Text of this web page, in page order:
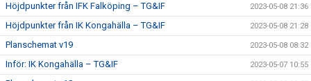
Höjdpunkter från IFK Falköping – TG&IF 2023-05-08 21:36
Höjdpunkter från IK Kongahälla – TG&IF 2023-05-08 21:28
Planschemat v19 2023-05-08 08:32
Inför: IK Kongahälla – TG&IF 2023-05-07 10:55